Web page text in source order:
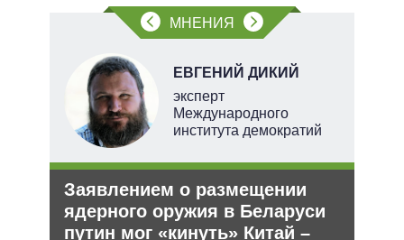
МНЕНИЯ
ЕВГЕНИЙ ДИКИЙ
эксперт
Международного
института демократий
Заявлением о размещении
ядерного оружия в Беларуси
путин мог «кинуть» Китай –